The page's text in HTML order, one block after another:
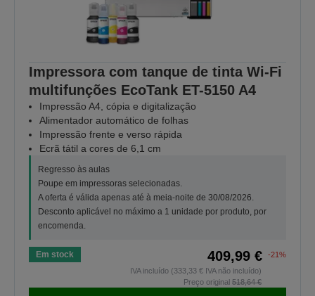
Impressora com tanque de tinta Wi-Fi
multifunções EcoTank ET-5150 A4
Impressão A4, cópia e digitalização
Alimentador automático de folhas
Impressão frente e verso rápida
Ecrã tátil a cores de 6,1 cm
Regresso às aulas
Poupe em impressoras selecionadas.
A oferta é válida apenas até à meia-noite de 30/08/2026.
Desconto aplicável no máximo a 1 unidade por produto, por
encomenda.
Em stock 409,99 €
-21%
IVA incluído (333,33 € IVA não incluído)
Preço original 518,64 €